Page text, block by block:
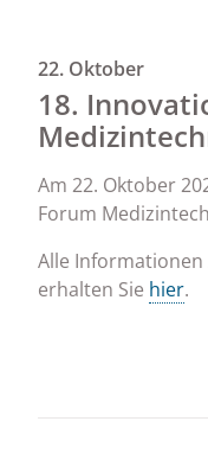
22. Oktober
18.
Am 22. Oktober
Forum
Alle
erhalten Sie hier.